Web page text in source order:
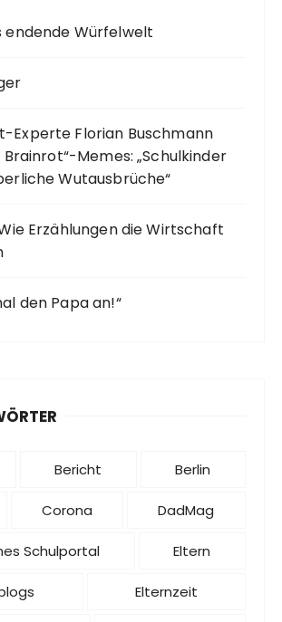
endende Würfelwelt
Experte Florian Buschmann
Memes: „Schulkinder
Wutausbrüche“
Erzählungen die Wirtschaft
den Papa an!“
Bericht Berlin
Corona DadMag
Schulportal Eltern
Elternzeit